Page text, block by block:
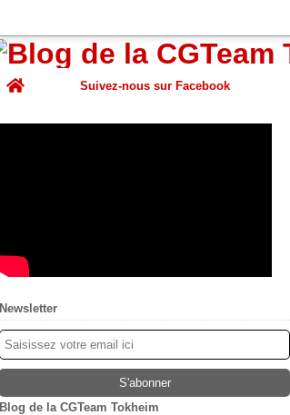
Home
Suivez-nous sur Facebook
Newsletter
Blog de la CGTeam Tokheim